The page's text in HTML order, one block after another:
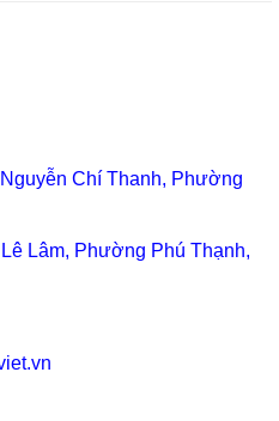
Chí Thanh, Phường
Lâm, Phường Phú Thạnh,